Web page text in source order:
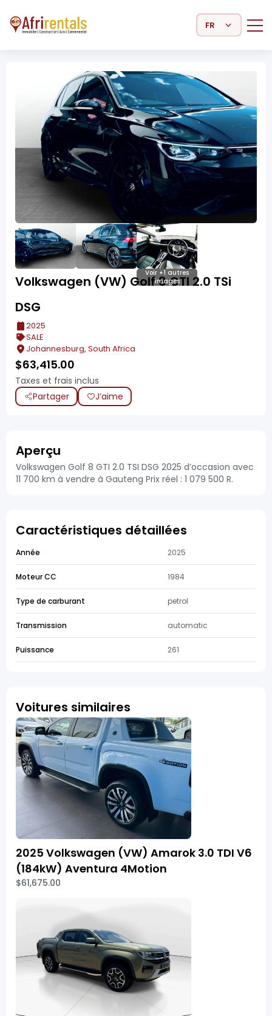
Select Language
Voir +1 autres
images
Volkswagen (VW) Golf 8 GTI 2.0 TSi
DSG
2025
SALE
Johannesburg, South Africa
$63,415.00
Taxes et frais inclus
Partager
J’aime
Aperçu
Volkswagen Golf 8 GTI 2.0 TSI DSG 2025 d’occasion avec
11 700 km à vendre à Gauteng Prix réel : 1 079 500 R.
Caractéristiques détaillées
Année 2025
Moteur CC 1984
Type de carburant petrol
Transmission automatic
Puissance 261
Voitures similaires
2025 Volkswagen (VW) Amarok 3.0 TDI V6
(184kW) Aventura 4Motion
$61,675.00